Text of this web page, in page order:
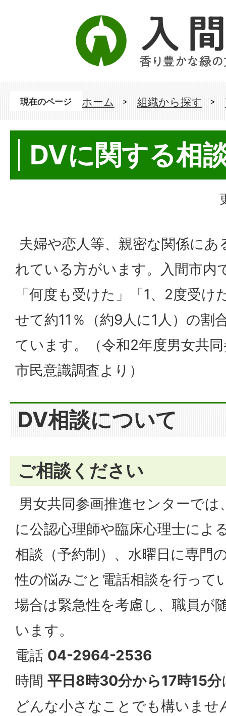
現在のページ ホーム 組織から探す
DVに関する相
夫婦や恋人等、親密な関係に
れている方がいます。入間市内
「何度も受けた」「1、2度受
せて約11％（約9人に1人）の割
ています。（令和2年度男女共
市民意識調査より）
DV相談について
ご相談ください
男女共同参画推進センターでは
に公認心理師や臨床心理士によ
相談（予約制）、水曜日に専門
性の悩みごと電話相談を行って
場合は緊急性を考慮し、職員が
います。
電話 04-2964-2536
時間 平日8時30分から17時15分
どんな小さなことでも構いませ